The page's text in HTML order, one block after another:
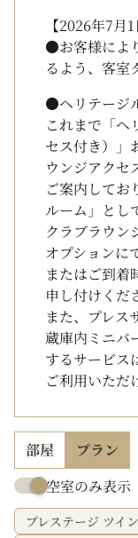
【2026年7月
●お客様によ
るよう、客室
●ヘリテージ
これまで「ヘ
セス付き）」
ウンジアクセ
ご案内してお
ルーム」とし
クラブラウン
オプションに
またはご到着
申し付けくだ
また、プレス
蔵庫内ミニバ
するサービス
ご利用いただ
部屋 プラン
空室のみ表示
プレステージ ツイ